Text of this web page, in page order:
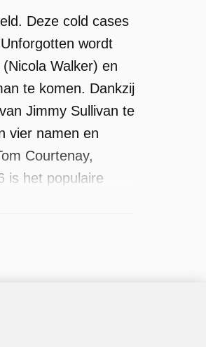
Deze cold cases
wordt
Walker) en
te komen. Dankzij
Jimmy Sullivan te
vier namen en
Courtenay,
is het populaire